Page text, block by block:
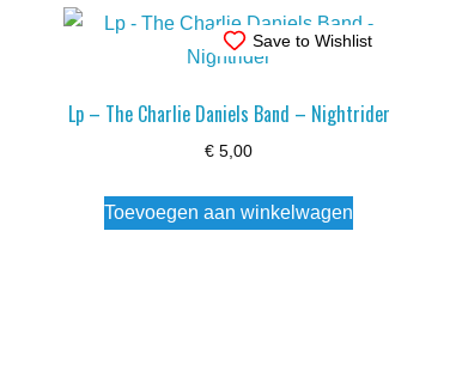
Save to Wishlist
Lp – The Charlie Daniels Band – Nightrider
€ 5,00
Toevoegen aan winkelwagen